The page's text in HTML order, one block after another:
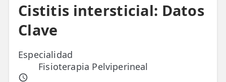
🦴 Osteopatía
🫶 Suelo Pélvico
💆 Masajes Madrid
🏅 Fisioterapia Deportiva
Cistitis intersticial: Datos
Clave
Especialidad
Fisioterapia Pelviperineal